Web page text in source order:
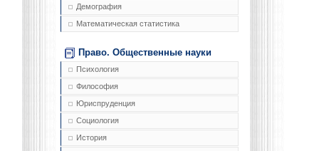
Демография
Математическая статистика
Право. Общественные науки
Психология
Философия
Юриспруденция
Социология
История